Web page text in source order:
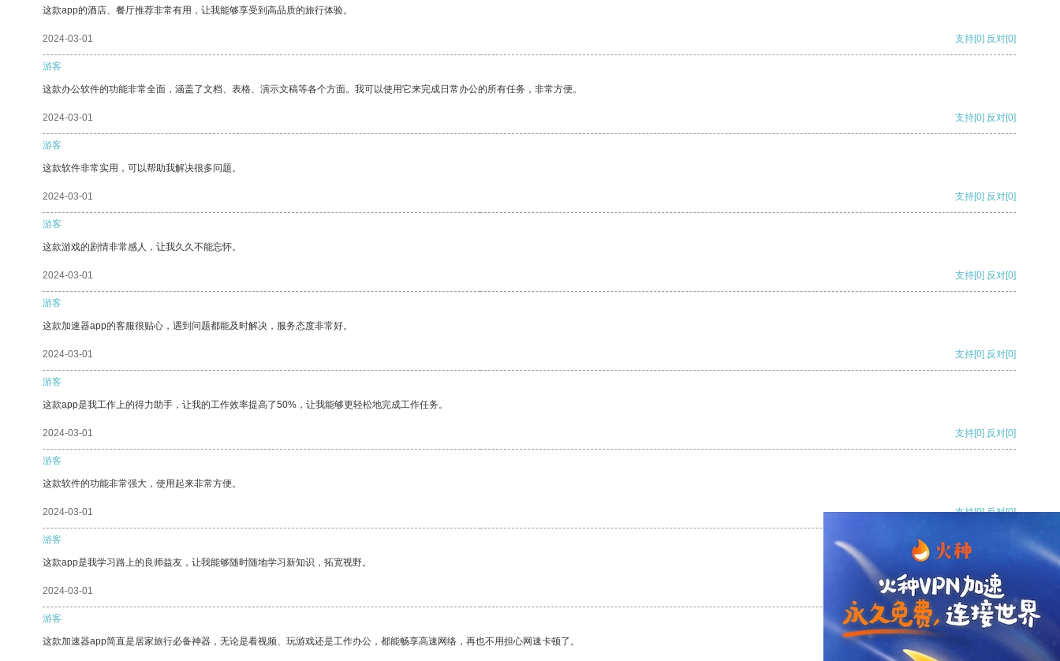
这款app的酒店、餐厅推荐非常有用，让我能够享受到高品质的旅行体验。
2024-03-01 支持[0] 反对[0]
游客
这款办公软件的功能非常全面，涵盖了文档、表格、演示文稿等各个方面。我可以使用它来完成日常办公的所有任务，非常方便。
2024-03-01 支持[0] 反对[0]
游客
这款软件非常实用，可以帮助我解决很多问题。
2024-03-01 支持[0] 反对[0]
游客
这款游戏的剧情非常感人，让我久久不能忘怀。
2024-03-01 支持[0] 反对[0]
游客
这款加速器app的客服很贴心，遇到问题都能及时解决，服务态度非常好。
2024-03-01 支持[0] 反对[0]
游客
这款app是我工作上的得力助手，让我的工作效率提高了50%，让我能够更轻松地完成工作任务。
2024-03-01 支持[0] 反对[0]
游客
这款软件的功能非常强大，使用起来非常方便。
2024-03-01 支持[0] 反对[0]
游客
这款app是我学习路上的良师益友，让我能够随时随地学习新知识，拓宽视野。
2024-03-01 支持[0] 反对
游客
这款加速器app简直是居家旅行必备神器，无论是看视频、玩游戏还是工作办公，都能畅享高速网络，再也不用担心网速卡顿了。